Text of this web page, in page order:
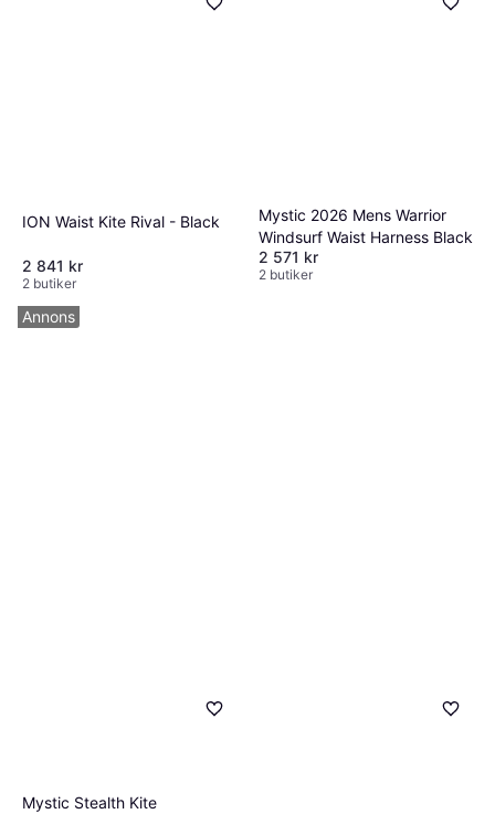
ION Waist Kite Rival - Black
2 841 kr
2 butiker
Mystic 2026 Mens Warrior
Windsurf Waist Harness Black
2 571 kr
2 butiker
Mystic Stealth Kite
Annons